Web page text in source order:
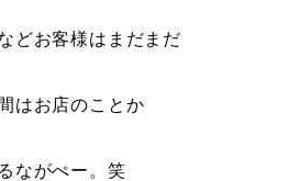
どお客様はまだまだ
はお店のことか
ながぺー。笑